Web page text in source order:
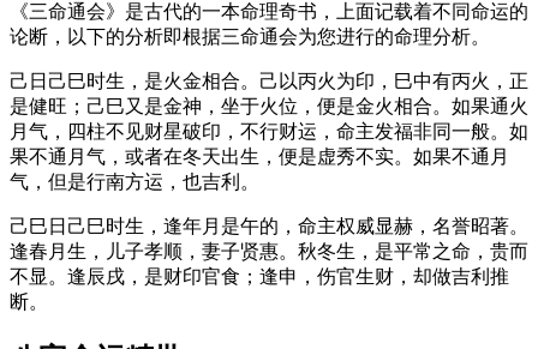
《三命通会》是古代的一本命理奇书，上面记载着不同命运的
论断，以下的分析即根据三命通会为您进行的命理分析。
己日己巳时生，是火金相合。己以丙火为印，巳中有丙火，正
是健旺；己巳又是金神，坐于火位，便是金火相合。如果通火
月气，四柱不见财星破印，不行财运，命主发福非同一般。如
果不通月气，或者在冬天出生，便是虚秀不实。如果不通月
气，但是行南方运，也吉利。
己巳日己巳时生，逢年月是午的，命主权威显赫，名誉昭著。
逢春月生，儿子孝顺，妻子贤惠。秋冬生，是平常之命，贵而
不显。逢辰戌，是财印官食；逢申，伤官生财，却做吉利推
断。